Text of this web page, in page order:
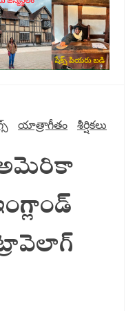
యాత్రాగీతం శీర్షికలు